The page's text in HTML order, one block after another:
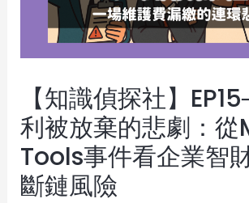
【知識偵探社】
利被放棄的悲劇：
Tools事件看企業智
斷鏈風險